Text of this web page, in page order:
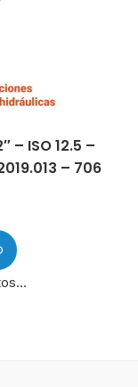
– ISO 12.5 –
– 706